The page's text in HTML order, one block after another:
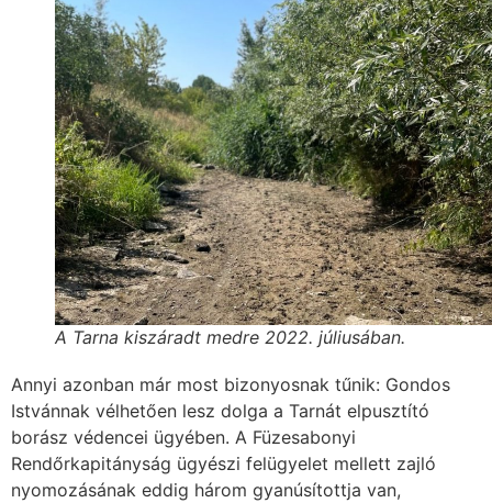
A Tarna kiszáradt medre 2022. júliusában.
Annyi azonban már most bizonyosnak tűnik: Gondos
Istvánnak vélhetően lesz dolga a Tarnát elpusztító
borász védencei ügyében. A Füzesabonyi
Rendőrkapitányság ügyészi felügyelet mellett zajló
nyomozásának eddig három gyanúsítottja van,